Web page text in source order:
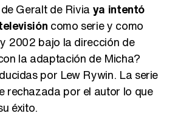
Geralt de Rivia ya intentó
como serie y como
2002 bajo la dirección de
la adaptación de Micha?
por Lew Rywin. La serie
rechazada por el autor lo que
éxito.